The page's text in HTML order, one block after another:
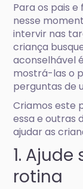
Para os pais
nesse
intervir nas
criança
aconselhável
mostrá-las o
perguntas de
Criamos este
essa e outras
ajudar as
1.
rotina